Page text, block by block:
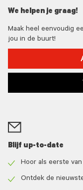
We helpen je graag!
Maak heel eenvoudig
jou in de buurt!
Blijf up-to-date
icon
Hoor als eerste
Ontdek de